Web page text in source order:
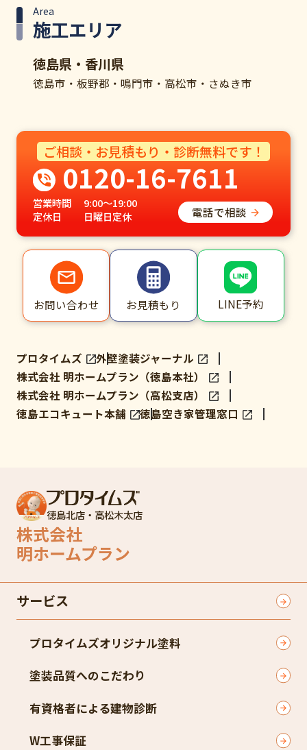
施工エリア
Area
徳島県・香川県
徳島市・板野郡・鳴門市・高松市・さぬき市
ご相談・お見積もり・診断無料です！
0120-16-7611
営業時間
9:00～19:00
定休日
日曜日定休 電話で相談
お問い合わせ お見積もり LINE予約
プロタイムズ
外壁塗装ジャーナル
株式会社 明ホームプラン（徳島本社）
株式会社 明ホームプラン（高松支店）
徳島エコキュート本舗
徳島空き家管理窓口
徳島北店・高松木太店
株式会社
明ホームプラン
サービス
プロタイムズオリジナル塗料
塗装品質へのこだわり
有資格者による建物診断
W工事保証